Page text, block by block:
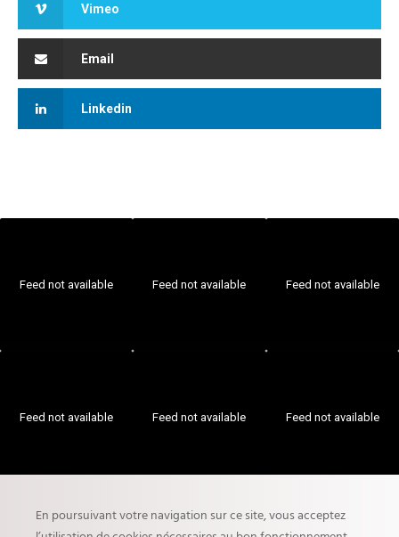
Vimeo
Email
Linkedin
Feed not available Feed not available Feed not available
Feed not available Feed not available Feed not available
En poursuivant votre navigation sur ce site, vous acceptez